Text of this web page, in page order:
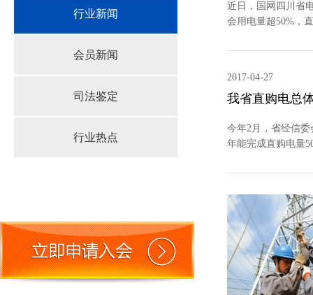
行业新闻
会员新闻
司法鉴定
行业热点
近日，国网四川省
会用电量超50%，
2017-04-27
我省直购电总
今年2月，省经信
年能完成直购电量